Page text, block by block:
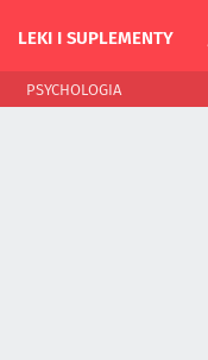
LEKI I SUPLEMENTY
PSYCHOLOGIA